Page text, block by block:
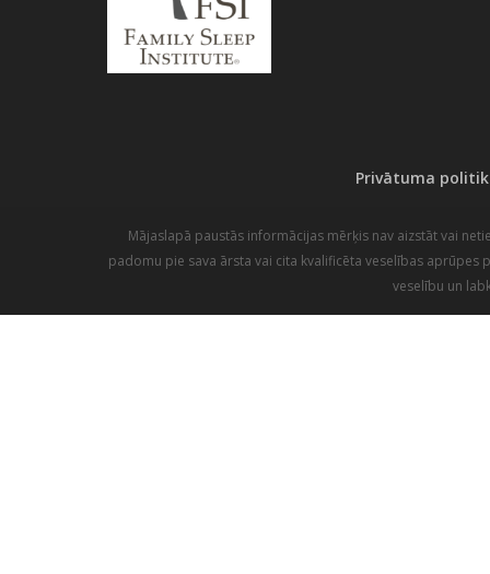
Privātuma
Mājaslapā paustās informācijas mērķis nav aizstāt vai
padomu pie sava ārsta vai cita kvalificēta veselības aprūpes
veselību un